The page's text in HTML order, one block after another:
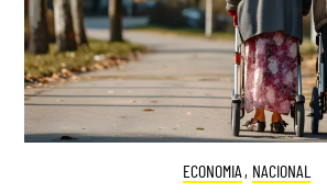
ECONOMIA , NACIONAL